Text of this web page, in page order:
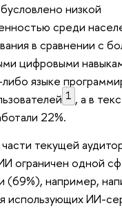
низкой
среди
в сравнении с
цифровыми
языке
1 , а в
22%.
текущей
ограничен одной
(69%), например,
использующих ИИ-